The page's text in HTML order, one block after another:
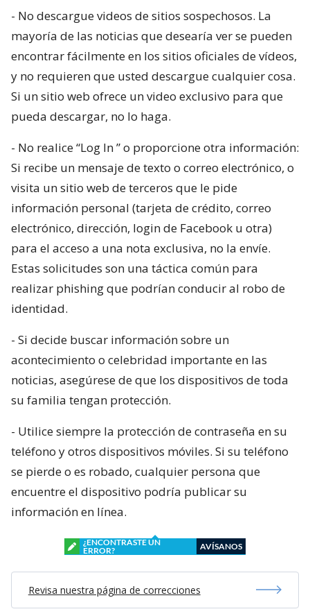
- No descargue videos de sitios sospechosos. La
mayoría de las noticias que desearía ver se pueden
encontrar fácilmente en los sitios oficiales de vídeos,
y no requieren que usted descargue cualquier cosa.
Si un sitio web ofrece un video exclusivo para que
pueda descargar, no lo haga.
- No realice “Log In ” o proporcione otra información:
Si recibe un mensaje de texto o correo electrónico, o
visita un sitio web de terceros que le pide
información personal (tarjeta de crédito, correo
electrónico, dirección, login de Facebook u otra)
para el acceso a una nota exclusiva, no la envíe.
Estas solicitudes son una táctica común para
realizar phishing que podrían conducir al robo de
identidad.
- Si decide buscar información sobre un
acontecimiento o celebridad importante en las
noticias, asegúrese de que los dispositivos de toda
su familia tengan protección.
- Utilice siempre la protección de contraseña en su
teléfono y otros dispositivos móviles. Si su teléfono
se pierde o es robado, cualquier persona que
encuentre el dispositivo podría publicar su
información en línea.
¿ENCONTRASTE UN
ERROR?
AVÍSANOS
Revisa nuestra página de correcciones